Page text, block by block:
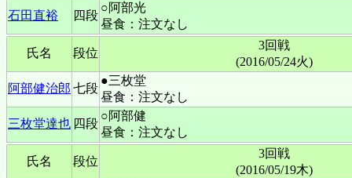
石田直裕
四段
○阿部光
昼食：注文なし
氏名 段位
3回戦
(2016/05/24火)
阿部健治郎 七段
●三枚堂
昼食：注文なし
三枚堂達也 四段
○阿部健
昼食：注文なし
氏名 段位
3回戦
(2016/05/19木)